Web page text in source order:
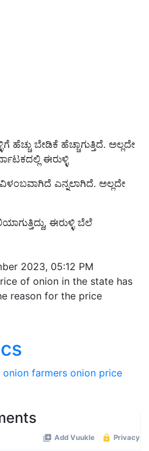
ಹೆಚ್ಚು ಬೇಡಿಕೆ ಹೆಚ್ಚಾಗುತ್ತಿದೆ. ಅಲ್ಲದೇ
ಈರುಳ್ಳಿ
ಎನ್ನಲಾಗಿದೆ. ಅಲ್ಲದೇ
ಈರುಳ್ಳಿ ಬೆಲೆ
2023, 05:12 PM
of onion in the state has
reason for the price
onion farmers onion price